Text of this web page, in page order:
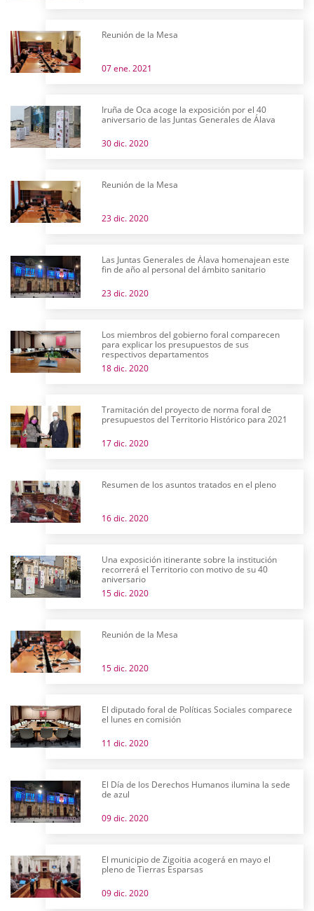
Reunión de la Mesa
07 ene. 2021
Iruña de Oca acoge la exposición por el 40
aniversario de las Juntas Generales de Álava
30 dic. 2020
Reunión de la Mesa
23 dic. 2020
Las Juntas Generales de Álava homenajean este
fin de año al personal del ámbito sanitario
23 dic. 2020
Los miembros del gobierno foral comparecen
para explicar los presupuestos de sus
respectivos departamentos
18 dic. 2020
Tramitación del proyecto de norma foral de
presupuestos del Territorio Histórico para 2021
17 dic. 2020
Resumen de los asuntos tratados en el pleno
16 dic. 2020
Una exposición itinerante sobre la institución
recorrerá el Territorio con motivo de su 40
aniversario
15 dic. 2020
Reunión de la Mesa
15 dic. 2020
El diputado foral de Políticas Sociales comparece
el lunes en comisión
11 dic. 2020
El Día de los Derechos Humanos ilumina la sede
de azul
09 dic. 2020
El municipio de Zigoitia acogerá en mayo el
pleno de Tierras Esparsas
09 dic. 2020